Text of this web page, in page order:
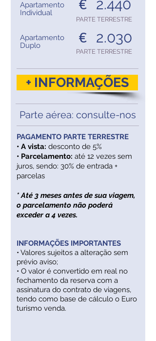
Parte aérea: consulte-nos
€ 2.440
Apartamento
Individual
PARTE TERRESTRE
Apartamento
Duplo
PARTE TERRESTRE
€ 2.030
+ INFORMAÇÕES
PAGAMENTO PARTE TERRESTRE
• A vista: desconto de 5%
• Parcelamento: até 12 vezes sem
juros, sendo: 30% de entrada +
parcelas
* Até 3 meses antes de sua viagem,
o parcelamento não poderá
exceder a 4 vezes.
INFORMAÇÕES IMPORTANTES
• Valores sujeitos a alteração sem
prévio aviso;
• O valor é convertido em real no
fechamento da reserva com a
assinatura do contrato de viagens,
tendo como base de cálculo o Euro
turismo venda.